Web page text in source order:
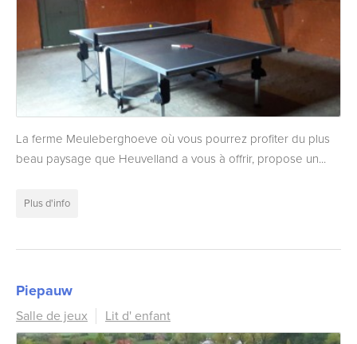
La ferme Meuleberghoeve où vous pourrez profiter du plus
beau paysage que Heuvelland a vous à offrir, propose un...
Plus d'info
Piepauw
Salle de jeux Lit d' enfant